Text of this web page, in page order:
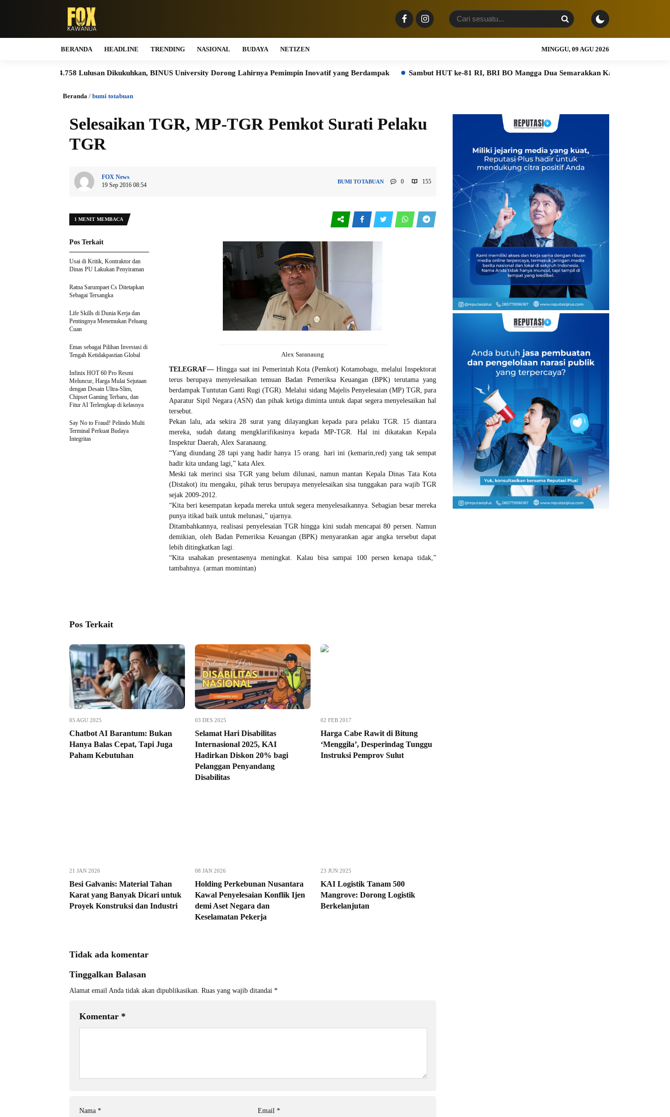
BERANDA HEADLINE TRENDING NASIONAL BUDAYA NETIZEN MINGGU, 09 AGU 2026
4.758 Lulusan Dikukuhkan, BINUS University Dorong Lahirnya Pemimpin Inovatif yang Berdampak Sambut HUT ke-81 RI, BRI BO Mangga Dua Semarakkan Kantor dengan Nuansa Merah
Beranda / bumi totabuan
Selesaikan TGR, MP-TGR Pemkot Surati Pelaku
TGR
FOX News
19 Sep 2016 08:54
BUMI TOTABUAN 0 155
1 MENIT MEMBACA
Alex Saranaung
TELEGRAF— Hingga saat ini Pemerintah Kota (Pemkot) Kotamobagu, melalui Inspektorat
terus berupaya menyelesaikan temuan Badan Pemeriksa Keuangan (BPK) terutama yang
berdampak Tuntutan Ganti Rugi (TGR). Melalui sidang Majelis Penyelesaian (MP) TGR, para
Aparatur Sipil Negara (ASN) dan pihak ketiga diminta untuk dapat segera menyelesaikan hal
tersebut.
Pekan lalu, ada sekira 28 surat yang dilayangkan kepada para pelaku TGR. 15 diantara
mereka, sudah datang mengklarifikasinya kepada MP-TGR. Hal ini dikatakan Kepala
Inspektur Daerah, Alex Saranaung.
“Yang diundang 28 tapi yang hadir hanya 15 orang. hari ini (kemarin,red) yang tak sempat
hadir kita undang lagi,” kata Alex.
Meski tak merinci sisa TGR yang belum dilunasi, namun mantan Kepala Dinas Tata Kota
(Distakot) itu mengaku, pihak terus berupaya menyelesaikan sisa tunggakan para wajib TGR
sejak 2009-2012.
“Kita beri kesempatan kepada mereka untuk segera menyelesaikannya. Sebagian besar mereka
punya itikad baik untuk melunasi,” ujarnya.
Ditambahkannya, realisasi penyelesaian TGR hingga kini sudah mencapai 80 persen. Namun
demikian, oleh Badan Pemeriksa Keuangan (BPK) menyarankan agar angka tersebut dapat
lebih ditingkatkan lagi.
“Kita usahakan presentasenya meningkat. Kalau bisa sampai 100 persen kenapa tidak,”
tambahnya. (arman momintan)
Pos Terkait
Usai di Kritik, Kontraktor dan
Dinas PU Lakukan Penyiraman
Ratna Sarumpaet Cs Ditetapkan
Sebagai Tersangka
Life Skills di Dunia Kerja dan
Pentingnya Menemukan Peluang
Cuan
Emas sebagai Pilihan Investasi di
Tengah Ketidakpastian Global
Infinix HOT 60 Pro Resmi
Meluncur, Harga Mulai Sejutaan
dengan Desain Ultra-Slim,
Chipset Gaming Terbaru, dan
Fitur AI Terlengkap di kelasnya
Say No to Fraud! Pelindo Multi
Terminal Perkuat Budaya
Integritas
Pos Terkait
05 AGU 2025
Chatbot AI Barantum: Bukan
Hanya Balas Cepat, Tapi Juga
Paham Kebutuhan
03 DES 2025
Selamat Hari Disabilitas
Internasional 2025, KAI
Hadirkan Diskon 20% bagi
Pelanggan Penyandang
Disabilitas
02 FEB 2017
Harga Cabe Rawit di Bitung
‘Menggila’, Desperindag Tunggu
Instruksi Pemprov Sulut
21 JAN 2026
Besi Galvanis: Material Tahan
Karat yang Banyak Dicari untuk
Proyek Konstruksi dan Industri
08 JAN 2026
Holding Perkebunan Nusantara
Kawal Penyelesaian Konflik Ijen
demi Aset Negara dan
Keselamatan Pekerja
23 JUN 2025
KAI Logistik Tanam 500
Mangrove: Dorong Logistik
Berkelanjutan
Tidak ada komentar
Tinggalkan Balasan
Alamat email Anda tidak akan dipublikasikan. Ruas yang wajib ditandai *
Komentar *
Nama * Email *